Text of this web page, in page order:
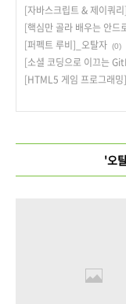
[자바스크립트 & 제이쿼
[핵심만 골라 배우는 안드
[퍼펙트 루비]_오탈자 (0)
[소셜 코딩으로 이끄는
[HTML5 게임 프로그래
'오